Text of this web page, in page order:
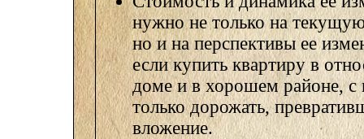
нужно не только на
но и на перспективы ее
если купить квартиру в
доме и в хорошем районе, с
только дорожать,
вложение.